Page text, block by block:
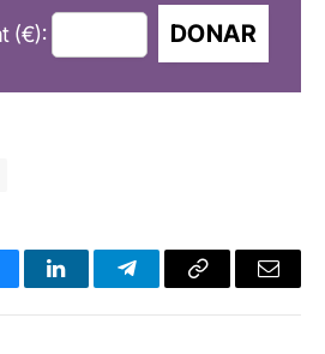
(€): DONAR
LinkedInTelegramCopy
Email